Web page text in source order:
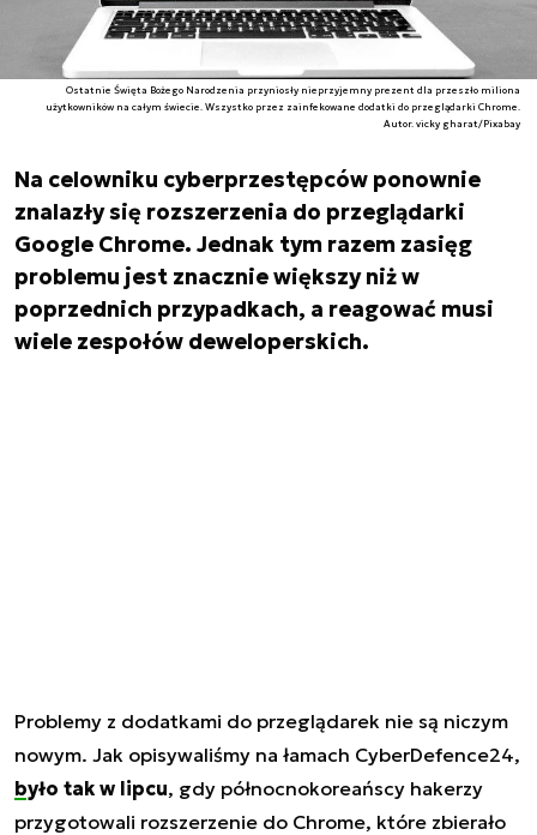
Ostatnie Święta Bożego Narodzenia przyniosły nieprzyjemny prezent dla przeszło miliona
użytkowników na całym świecie. Wszystko przez zainfekowane dodatki do przeglądarki Chrome.
Autor. vicky gharat/Pixabay
Na celowniku cyberprzestępców ponownie
znalazły się rozszerzenia do przeglądarki
Google Chrome. Jednak tym razem zasięg
problemu jest znacznie większy niż w
poprzednich przypadkach, a reagować musi
wiele zespołów deweloperskich.
Problemy z dodatkami do przeglądarek nie są niczym
nowym. Jak opisywaliśmy na łamach CyberDefence24,
było tak w lipcu, gdy północnokoreańscy hakerzy
przygotowali rozszerzenie do Chrome, które zbierało